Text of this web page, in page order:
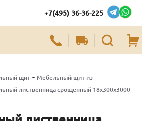
+7(495) 36-36-225
щит - Мебельный щит из
лиственница срощенный 18х300х3000